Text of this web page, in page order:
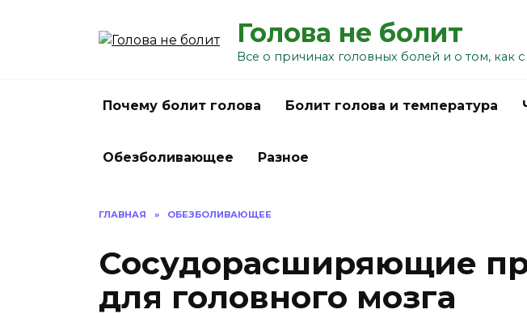
Голова не болит
Все о причинах головных болей и о том, как
Почему болит голова Болит голова и температура
Обезболивающее Разное
ГЛАВНАЯ » ОБЕЗБОЛИВАЮЩЕЕ
Сосудорасширяющие
для головного мозга